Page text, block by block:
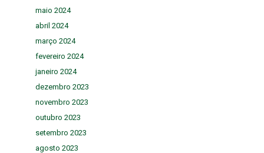
maio 2024
abril 2024
março 2024
fevereiro 2024
janeiro 2024
dezembro 2023
novembro 2023
outubro 2023
setembro 2023
agosto 2023